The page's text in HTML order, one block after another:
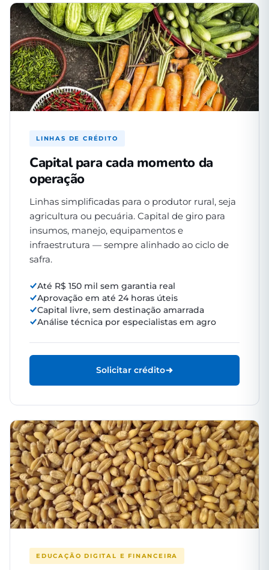
LINHAS DE CRÉDITO
Capital para cada momento da
operação
Linhas simplificadas para o produtor rural, seja
agricultura ou pecuária. Capital de giro para
insumos, manejo, equipamentos e
infraestrutura — sempre alinhado ao ciclo de
safra.
Até R$ 150 mil sem garantia real
Aprovação em até 24 horas úteis
Capital livre, sem destinação amarrada
Análise técnica por especialistas em agro
Solicitar crédito
EDUCAÇÃO DIGITAL E FINANCEIRA